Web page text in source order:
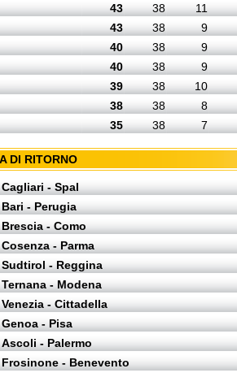
43 38
11
43 38
9
40 38
9
40 38
9
39 38
10
38 38
8
35 38 7
DI RITORNO
Cagliari - Spal
Bari - Perugia
Brescia - Como
Cosenza - Parma
Sudtirol - Reggina
Ternana - Modena
Venezia - Cittadella
Genoa - Pisa
Ascoli - Palermo
Frosinone - Benevento